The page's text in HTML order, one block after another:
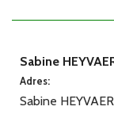
Sabine
Adres:
Sabine